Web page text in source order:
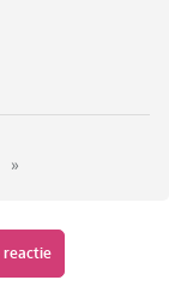
drie dochters.
»
reactie